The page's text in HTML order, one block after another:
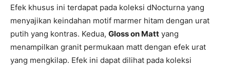
Efek khusus ini terdapat pada koleksi dNocturna yang
menyajikan keindahan motif marmer hitam dengan urat
putih yang kontras. Kedua, Gloss on Matt yang
menampilkan granit permukaan matt dengan efek urat
yang mengkilap. Efek ini dapat dilihat pada koleksi